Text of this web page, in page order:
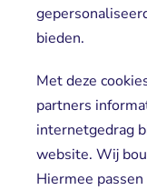
bieden.
Met deze
partners
internetgedrag
website. Wij
Hiermee
Locaties